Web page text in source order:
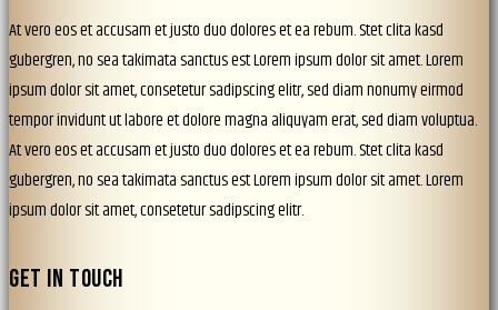
At vero eos et accusam et justo duo dolores et ea rebum. Stet clita kasd
gubergren, no sea takimata sanctus est Lorem ipsum dolor sit amet. Lorem
ipsum dolor sit amet, consetetur sadipscing elitr, sed diam nonumy eirmod
tempor invidunt ut labore et dolore magna aliquyam erat, sed diam voluptua.
At vero eos et accusam et justo duo dolores et ea rebum. Stet clita kasd
gubergren, no sea takimata sanctus est Lorem ipsum dolor sit amet. Lorem
ipsum dolor sit amet, consetetur sadipscing elitr.
GET IN TOUCH